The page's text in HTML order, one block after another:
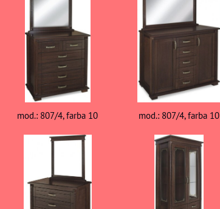
mod.: 807/4, farba 10 mod.: 807/4, farba 10